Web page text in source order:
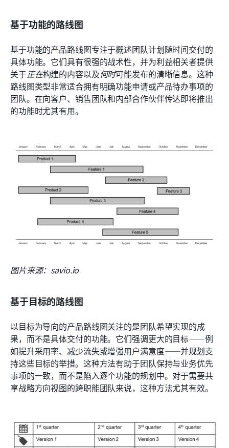
基于功能的路线图
基于功能的产品路线图专注于概述团队计划随时间交付的
具体功能。它们具有很强的战术性，并为利益相关者提供
关于正在构建的内容以及何时可能发布的清晰信息。这种
路线图类型非常适合拥有明确功能申请或产品待办事项的
团队。在向客户、销售团队和内部合作伙伴传达即将推出
的功能时尤其有用。
图片来源：savio.io
基于目标的路线图
以目标为导向的产品路线图关注的是团队希望实现的成
果，而不是具体交付的功能。它们强调更大的目标——例
如提升采用率、减少流失或增强用户满意度——并规划支
持这些目标的举措。这种方法有助于团队保持与业务优先
事项的一致，而不是陷入逐个功能的规划中。对于需要共
享战略方向视图的跨职能团队来说，这种方法尤其有效。